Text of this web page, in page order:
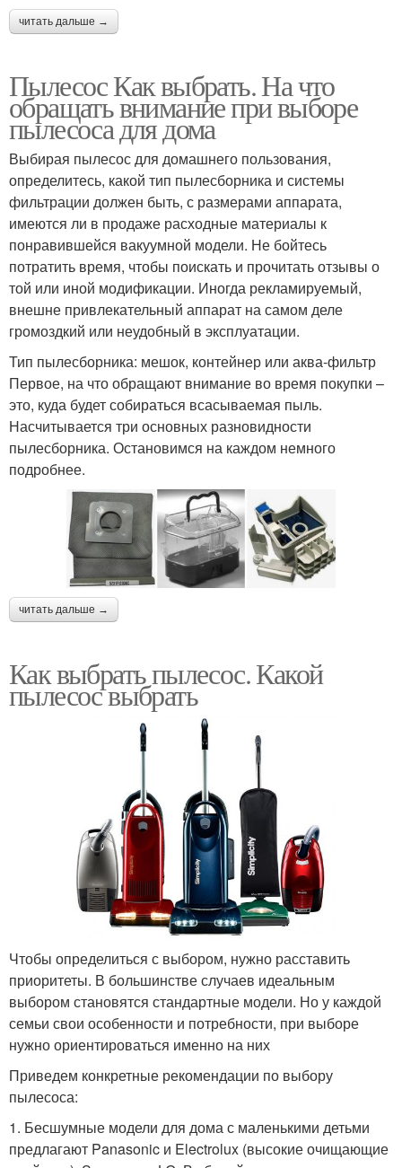
читать дальше →
Пылесос Как выбрать. На что
обращать внимание при выборе
пылесоса для дома
Выбирая пылесос для домашнего пользования,
определитесь, какой тип пылесборника и системы
фильтрации должен быть, с размерами аппарата,
имеются ли в продаже расходные материалы к
понравившейся вакуумной модели. Не бойтесь
потратить время, чтобы поискать и прочитать отзывы о
той или иной модификации. Иногда рекламируемый,
внешне привлекательный аппарат на самом деле
громоздкий или неудобный в эксплуатации.
Тип пылесборника: мешок, контейнер или аква-фильтр
Первое, на что обращают внимание во время покупки –
это, куда будет собираться всасываемая пыль.
Насчитывается три основных разновидности
пылесборника. Остановимся на каждом немного
подробнее.
читать дальше →
Как выбрать пылесос. Какой
пылесос выбрать
Чтобы определиться с выбором, нужно расставить
приоритеты. В большинстве случаев идеальным
выбором становятся стандартные модели. Но у каждой
семьи свои особенности и потребности, при выборе
нужно ориентироваться именно на них
Приведем конкретные рекомендации по выбору
пылесоса:
1. Бесшумные модели для дома с маленькими детьми
предлагают Panasonic и Electrolux (высокие очищающие